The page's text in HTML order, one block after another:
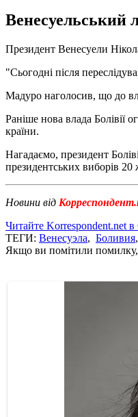
Венесуельський
Президент Венесуели
"Сьогодні після
Мадуро наголосив, що до
Раніше нова влада Болівії
країни.
Нагадаємо, президент
президентських виборів 20
Новини від
Читайте Korrespondent.net
ТЕГИ: Венесуэла, Боливия,
Якщо ви помітили помилку,